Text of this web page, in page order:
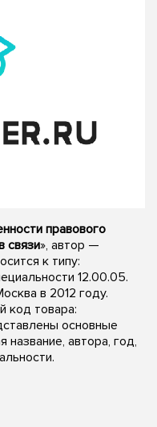
правового
связи», автор —
к типу:
12.00.05.
в 2012 году.
код товара:
основные
название, автора, год,